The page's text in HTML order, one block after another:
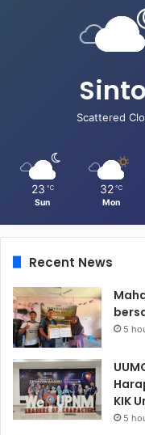
Scattered
23 ℃
Sun
32 ℃
Mon
Recent News
5
KIK
5